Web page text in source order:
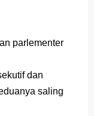
parlementer
dan
saling